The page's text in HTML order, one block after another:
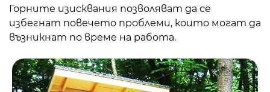
Горните изисквания позволяват да се
избегнат повечето проблеми, които могат да
възникнат по време на работа.